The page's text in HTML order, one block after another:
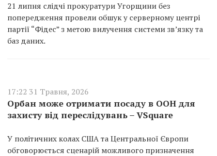
21 липня слідчі прокуратури Угорщини без
попередження провели обшук у серверному центрі
партії “Фідес” з метою вилучення системи зв’язку та
баз даних.
17:22 31 Травня, 2026
Орбан може отримати посаду в ООН для
захисту від переслідувань – VSquare
У політичних колах США та Центральної Європи
обговорюється сценарій можливого призначення